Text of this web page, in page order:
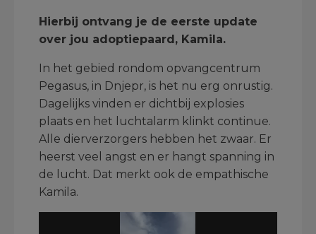
Hierbij ontvang je de eerste update
over jou adoptiepaard, Kamila.
In het gebied rondom opvangcentrum
Pegasus, in Dnjepr, is het nu erg onrustig.
Dagelijks vinden er dichtbij explosies
plaats en het luchtalarm klinkt continue.
Alle dierverzorgers hebben het zwaar. Er
heerst veel angst en er hangt spanning in
de lucht. Dat merkt ook de empathische
Kamila.